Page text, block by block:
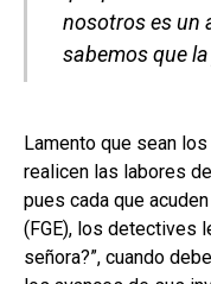
nosotros es un
sabemos que
Lamento que sean
realicen las labores
pues cada que
(FGE), los detectives
señora?”, cuando